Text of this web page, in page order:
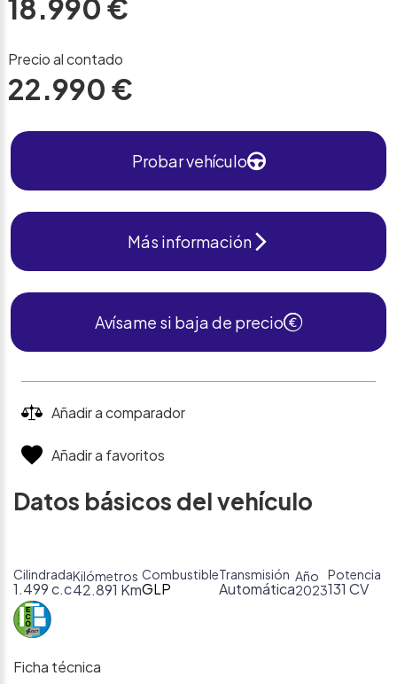
18.990 €
Precio al contado
22.990 €
Probar vehículo
Más información
Avísame si baja de precio
Añadir a comparador
Añadir a favoritos
Datos básicos del vehículo
Cilindrada
1.499 c.c
Kilómetros
42.891 Km
Combustible
GLP
Transmisión
Automática
Año
2023
Potencia
131 CV
Ficha técnica